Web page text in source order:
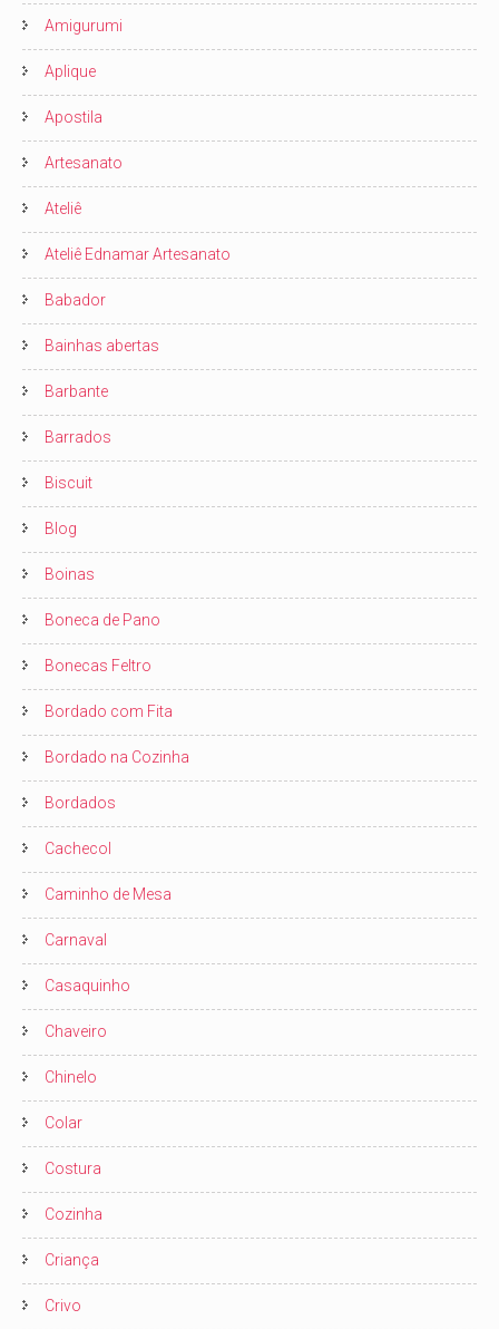
Amigurumi
Aplique
Apostila
Artesanato
Ateliê
Ateliê Ednamar Artesanato
Babador
Bainhas abertas
Barbante
Barrados
Biscuit
Blog
Boinas
Boneca de Pano
Bonecas Feltro
Bordado com Fita
Bordado na Cozinha
Bordados
Cachecol
Caminho de Mesa
Carnaval
Casaquinho
Chaveiro
Chinelo
Colar
Costura
Cozinha
Criança
Crivo